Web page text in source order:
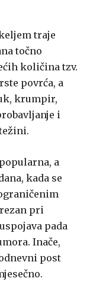
traje
točno
količina tzv.
povrća, a
krumpir,
i
a
kada se
pri
pada
Inače,
post